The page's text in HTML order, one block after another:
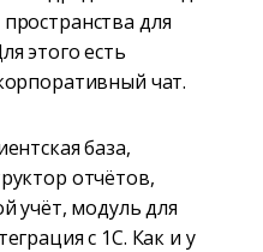
для
этого есть
чат.
база,
отчётов,
учёт, модуль для
с 1C. Как и у